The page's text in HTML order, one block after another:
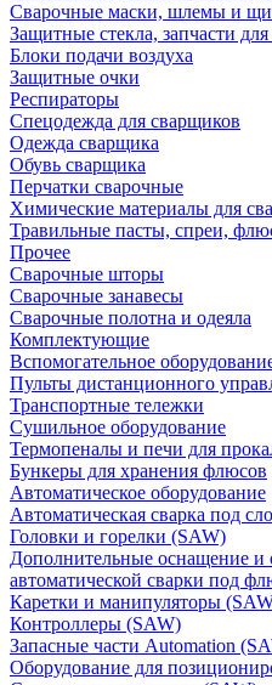
Сварочные маски, шлемы и
Защитные стекла, запчасти
Блоки подачи воздуха
Защитные очки
Респираторы
Спецодежда для сварщиков
Одежда сварщика
Обувь сварщика
Перчатки сварочные
Химические материалы для
Травильные пасты, спреи,
Прочее
Сварочные шторы
Сварочные занавесы
Сварочные полотна и одеяла
Комплектующие
Вспомогательное
Пульты дистанционного
Транспортные тележки
Сушильное оборудование
Термопеналы и печи для
Бункеры для хранения флюсов
Автоматическое оборудование
Автоматическая сварка под
Головки и горелки (SAW)
Дополнительные оснащение и
автоматической сварки под
Каретки и манипуляторы
Контроллеры (SAW)
Запасные части Automation
Оборудование для